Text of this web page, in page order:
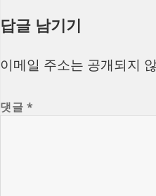
일
답글 남기기
이메일 주소는 공개되지
댓글*